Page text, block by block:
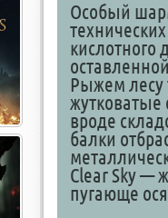
Особый
кислотного
Рыжем лесу
вроде
балки
Clear Sky —
пугающе